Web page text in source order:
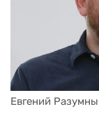
Евгений